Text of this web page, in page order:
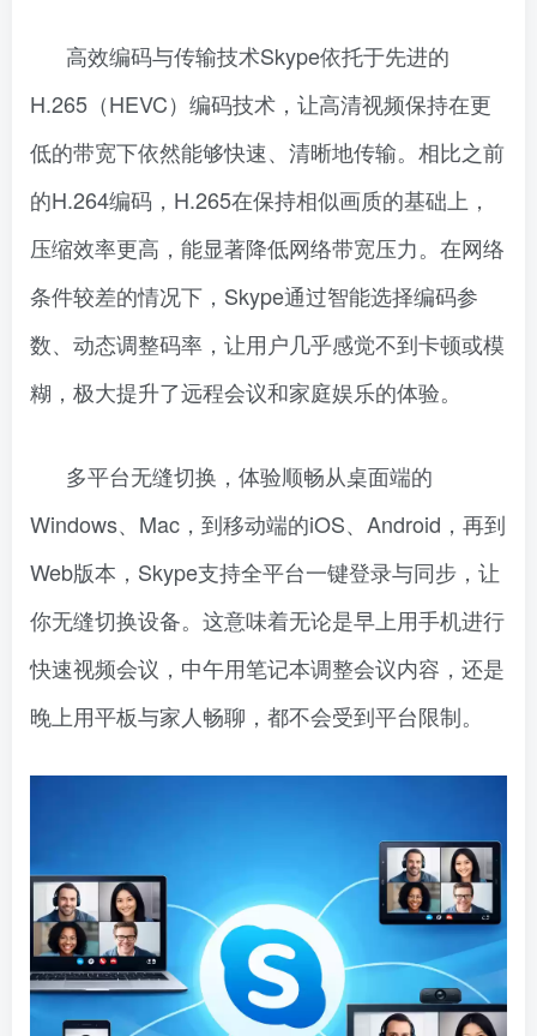
高效编码与传输技术Skype依托于先进的
H.265（HEVC）编码技术，让高清视频保持在更
低的带宽下依然能够快速、清晰地传输。相比之前
的H.264编码，H.265在保持相似画质的基础上，
压缩效率更高，能显著降低网络带宽压力。在网络
条件较差的情况下，Skype通过智能选择编码参
数、动态调整码率，让用户几乎感觉不到卡顿或模
糊，极大提升了远程会议和家庭娱乐的体验。
多平台无缝切换，体验顺畅从桌面端的
Windows、Mac，到移动端的iOS、Android，再到
Web版本，Skype支持全平台一键登录与同步，让
你无缝切换设备。这意味着无论是早上用手机进行
快速视频会议，中午用笔记本调整会议内容，还是
晚上用平板与家人畅聊，都不会受到平台限制。